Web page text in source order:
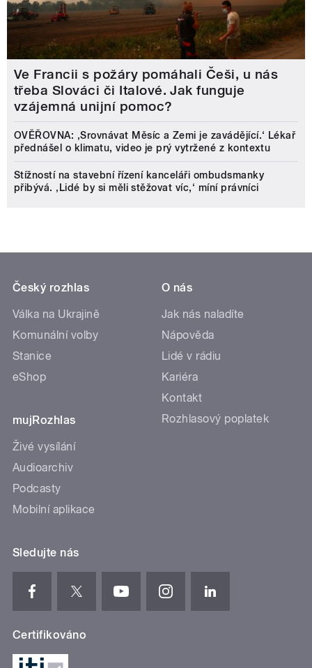
Ve Francii s požáry pomáhali Češi, u nás
třeba Slováci či Italové. Jak funguje
vzájemná unijní pomoc?
OVĚŘOVNA: ‚Srovnávat Měsíc a Zemi je zavádějící.‘ Lékař
přednášel o klimatu, video je prý vytržené z kontextu
Stížností na stavební řízení kanceláři ombudsmanky
přibývá. ‚Lidé by si měli stěžovat víc,‘ míní právníci
Český rozhlas
Válka na Ukrajině
Komunální volby
Stanice
eShop
mujRozhlas
Živé vysílání
Audioarchiv
Podcasty
Mobilní aplikace
O nás
Jak nás naladíte
Nápověda
Lidé v rádiu
Kariéra
Kontakt
Rozhlasový poplatek
Sledujte nás
Certifikováno